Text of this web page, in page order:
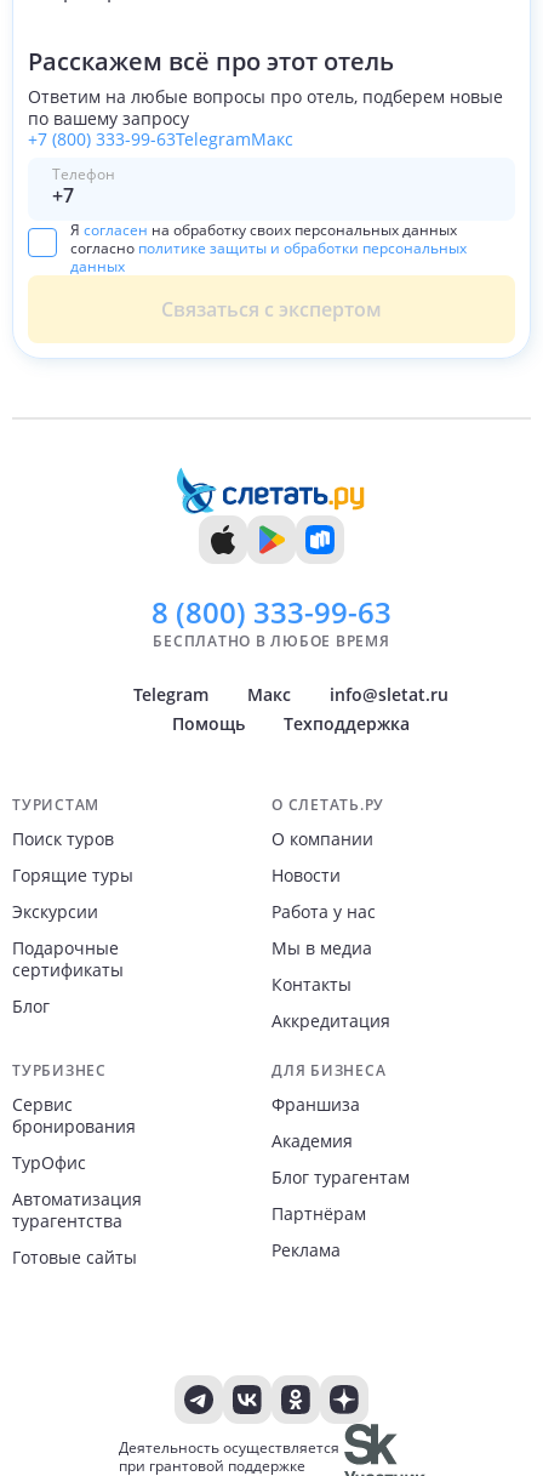
Расскажем всё про этот отель
Ответим на любые вопросы про отель, подберем новые
по вашему запросу
+7 (800) 333-99-63TelegramМакс
Телефон
Я согласен на обработку своих персональных данных
согласно политике защиты и обработки персональных
данных
Связаться с экспертом
8 (800) 333-99-63
БЕСПЛАТНО В ЛЮБОЕ ВРЕМЯ
Telegram Макс
info@sletat.ru
Помощь
Техподдержка
Навигация по сайту
ТУРИСТАМ
Поиск туров
Горящие туры
Экскурсии
Подарочные
сертификаты
Блог
О СЛЕТАТЬ.РУ
О компании
Новости
Работа у нас
Мы в медиа
Контакты
Аккредитация
ТУРБИЗНЕС
Сервис
бронирования
ТурОфис
Автоматизация
турагентства
Готовые сайты
ДЛЯ БИЗНЕСА
Франшиза
Академия
Блог турагентам
Партнёрам
Реклама
Деятельность осуществляется
при грантовой поддержке